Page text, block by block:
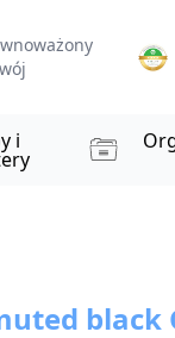
i
black